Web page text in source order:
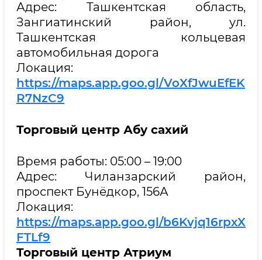
Адрес: Ташкентская область,
Зангиатинский район, ул.
Ташкентская кольцевая
автомобильная дорога
Локация:
https://maps.app.goo.gl/VoXfJwuEfEK
R7NzC9
Торговый центр Абу сахий
Время работы: 05:00 – 19:00
Адрес: Чиланзарский район,
проспект Бунёдкор, 156А
Локация:
https://maps.app.goo.gl/b6Kvjq16rpxX
FTLf9
Торговый центр Атриум